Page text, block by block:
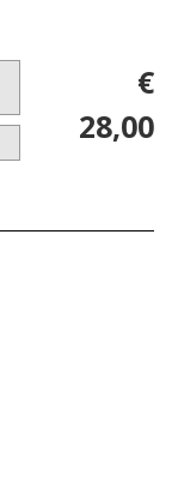
€
28,00